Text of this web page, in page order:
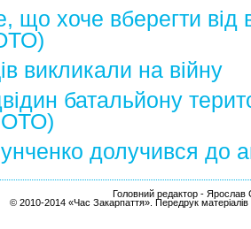
що хоче вберегти від
викликали на війну
батальйону
долучився до
Головний редактор - Ярослав
© 2010-2014 «Час Закарпаття». Передрук